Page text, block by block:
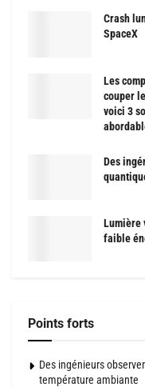
Crash
SpaceX
Les
couper
voici 3
Des
Lumière
faible
Points forts
Des ingénieurs
température ambiante